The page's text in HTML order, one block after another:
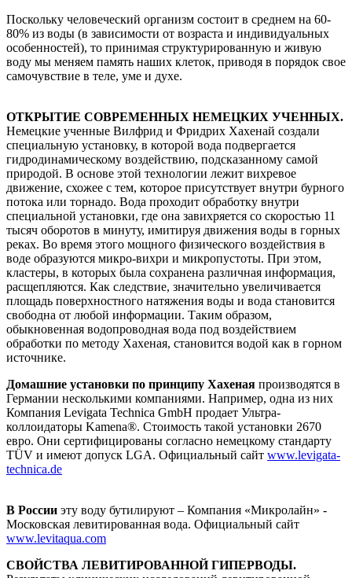
Поскольку человеческий организм состоит в среднем на 60-
80% из воды (в зависимости от возраста и индивидуальных
особенностей), то принимая структурированную и живую
воду мы меняем память наших клеток, приводя в порядок свое
самочувствие в теле, уме и духе.
ОТКРЫТИЕ СОВРЕМЕННЫХ НЕМЕЦКИХ УЧЕННЫХ.
Немецкие ученные Вилфрид и Фридрих Хахенай создали
специальную установку, в которой вода подвергается
гидродинамическому воздействию, подсказанному самой
природой. В основе этой технологии лежит вихревое
движение, схожее с тем, которое присутствует внутри бурного
потока или торнадо. Вода проходит обработку внутри
специальной установки, где она завихряется со скоростью 11
тысяч оборотов в минуту, имитируя движения воды в горных
реках. Во время этого мощного физического воздействия в
воде образуются микро-вихри и микропустоты. При этом,
кластеры, в которых была сохранена различная информация,
расщепляются. Как следствие, значительно увеличивается
площадь поверхностного натяжения воды и вода становится
свободна от любой информации. Таким образом,
обыкновенная водопроводная вода под воздействием
обработки по методу Хахеная, становится водой как в горном
источнике.
Домашние установки по принципу Хахеная производятся в
Германии несколькими компаниями. Например, одна из них
Компания Levigata Technica GmbH продает Ультра-
коллоидаторы Kamena®. Стоимость такой установки 2670
евро. Они сертифицированы согласно немецкому стандарту
TÜV и имеют допуск LGA. Официальный сайт www.levigata-
technica.de
В России эту воду бутилируют – Компания «Микролайн» -
Московская левитированная вода. Официальный сайт
www.levitaqua.com
СВОЙСТВА ЛЕВИТИРОВАННОЙ ГИПЕРВОДЫ.